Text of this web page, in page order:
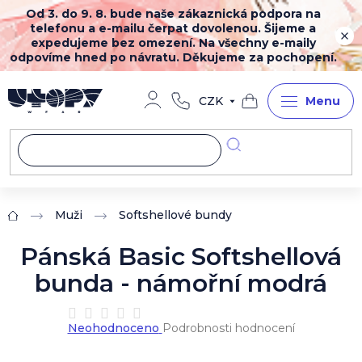
Přejít
na
obsah
Od 3. do 9. 8. bude naše zákaznická podpora na
telefonu a e-mailu čerpat dovolenou. Šijeme a
expedujeme bez omezení. Na všechny e-maily
odpovíme hned po návratu. Děkujeme za pochopení.
CZK
Nákupní
košík
Domů Muži Softshellové bundy
Pánská Basic Softshellová
bunda - námořní modrá
Průměrné
hodnocení
Neohodnoceno Podrobnosti hodnocení